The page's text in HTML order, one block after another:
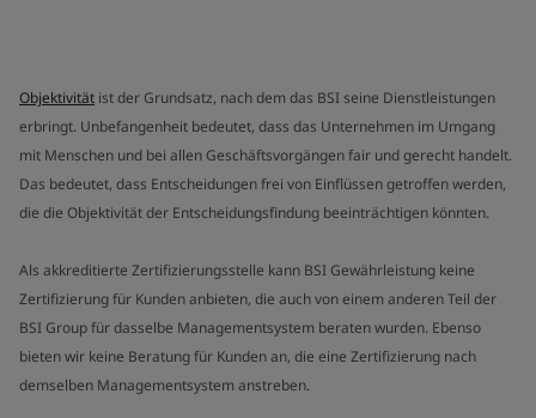
Objektivität ist der Grundsatz, nach dem das BSI seine Dienstleistungen
erbringt. Unbefangenheit bedeutet, dass das Unternehmen im Umgang
mit Menschen und bei allen Geschäftsvorgängen fair und gerecht handelt.
Das bedeutet, dass Entscheidungen frei von Einflüssen getroffen werden,
die die Objektivität der Entscheidungsfindung beeinträchtigen könnten.
Als akkreditierte Zertifizierungsstelle kann BSI Gewährleistung keine
Zertifizierung für Kunden anbieten, die auch von einem anderen Teil der
BSI Group für dasselbe Managementsystem beraten wurden. Ebenso
bieten wir keine Beratung für Kunden an, die eine Zertifizierung nach
demselben Managementsystem anstreben.